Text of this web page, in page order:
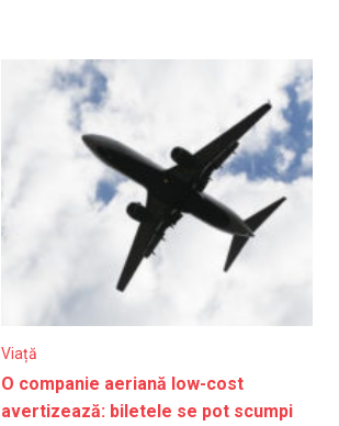
Viață
O companie aeriană low-cost
avertizează: biletele se pot scumpi